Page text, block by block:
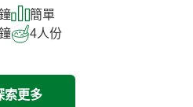
簡單
4人份
索更多